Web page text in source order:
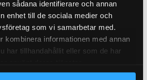
sådana identifierare och annan
enhet till de sociala medier och
som vi samarbetar med.
kombinera informationen med annan
har tillhandahållit eller som de har